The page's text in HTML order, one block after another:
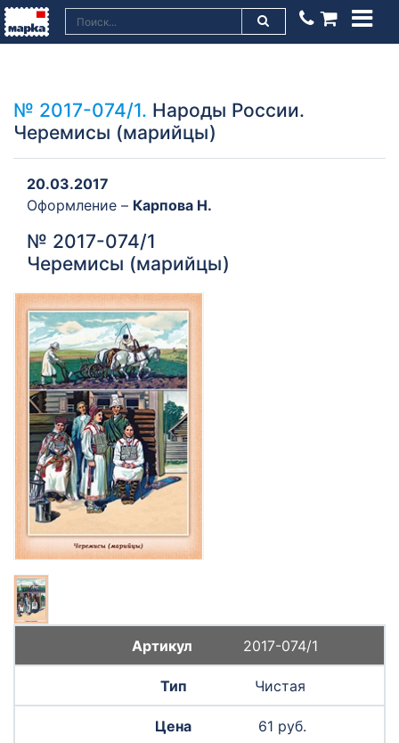
№ 2017-074/1. Народы России.
Черемисы (марийцы)
20.03.2017
Оформление – Карпова Н.
№ 2017-074/1
Черемисы (марийцы)
2017-074/1
Чистая
61 руб.